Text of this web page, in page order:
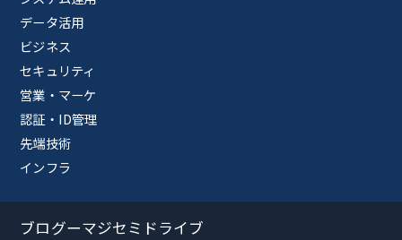
データ活用
ビジネス
セキュリティ
営業・マーケ
認証・ID管理
先端技術
インフラ
ブログーマジセミドライブ